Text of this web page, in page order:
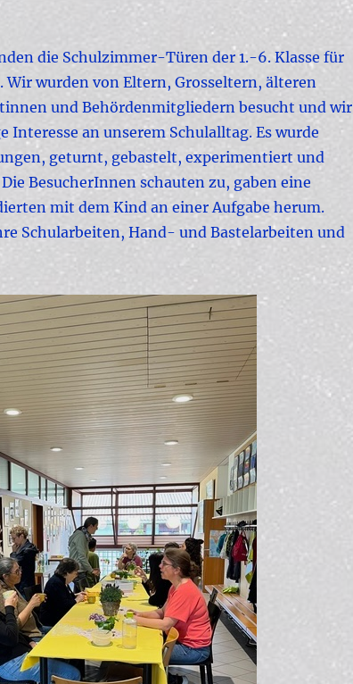
die Schulzimmer-Türen der 1.-6. Klasse für
wurden von Eltern, Grosseltern, älteren
und Behördenmitgliedern besucht und wir
Interesse an unserem Schulalltag. Es wurde
geturnt, gebastelt, experimentiert und
BesucherInnen schauten zu, gaben eine
mit dem Kind an einer Aufgabe herum.
Schularbeiten, Hand- und Bastelarbeiten und